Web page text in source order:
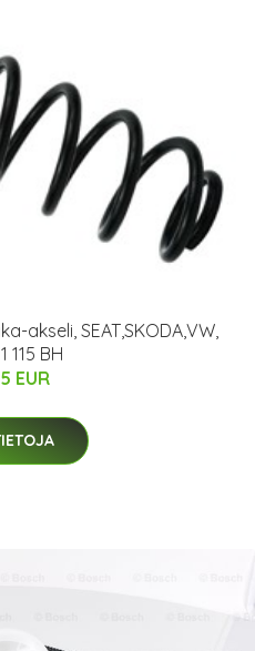
akseli, SEAT,SKODA,VW,
115 BH
EUR